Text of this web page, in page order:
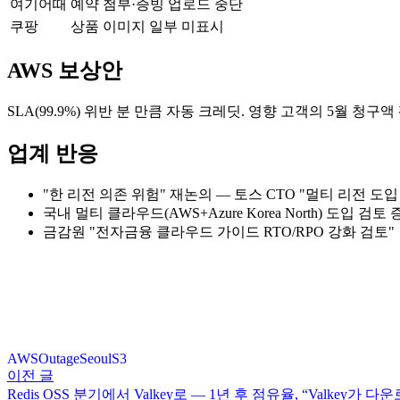
여기어때 예약 첨부·증빙 업로드 중단
쿠팡
상품 이미지 일부 미표시
AWS 보상안
SLA(99.9%) 위반 분 만큼 자동 크레딧. 영향 고객의 5월 청구
업계 반응
"한 리전 의존 위험" 재논의 — 토스 CTO "멀티 리전 도
국내 멀티 클라우드(AWS+Azure Korea North) 도입 검토
금감원 "전자금융 클라우드 가이드 RTO/RPO 강화 검토"
AWSOutageSeoulS3
이전 글
Redis OSS 분기에서 Valkey로 — 1년 후 점유율, “Valkey가 다운